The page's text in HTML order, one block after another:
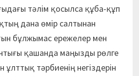
тәлім қосылса құба-құп
дана өмір салтынан
бұлжымас ережелер мен
қашанда маңызды рөлге
ұлттық тәрбиенің негіздерін